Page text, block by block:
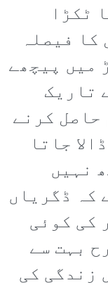
ٹکڑا
فیصلہ
میں پیچھے
تاریک
حاصل کرنے
جاتا
نہیں
کہ ڈگریاں
کی کوئی
بہت سے
زندگی کی